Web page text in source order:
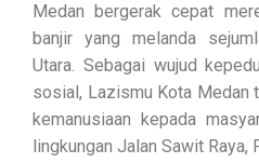
Medan bergerak cepat
banjir yang melanda
Utara. Sebagai wujud
sosial, Lazismu Kota Medan
kemanusiaan kepada
lingkungan Jalan Sawit Raya,